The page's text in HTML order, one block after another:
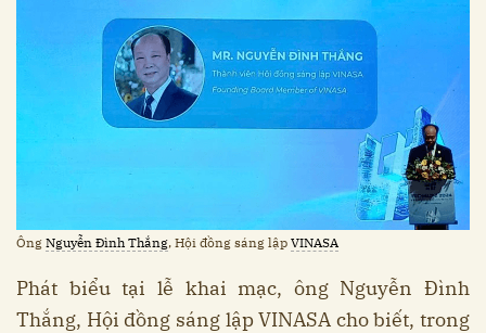
Ông Nguyễn Đình Thắng, Hội đồng sáng lập VINASA
Phát biểu tại lễ khai mạc, ông Nguyễn Đình
Thắng, Hội đồng sáng lập VINASA cho biết, trong